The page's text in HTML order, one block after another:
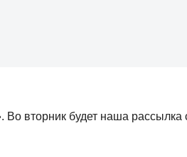
вторник будет наша рассылка